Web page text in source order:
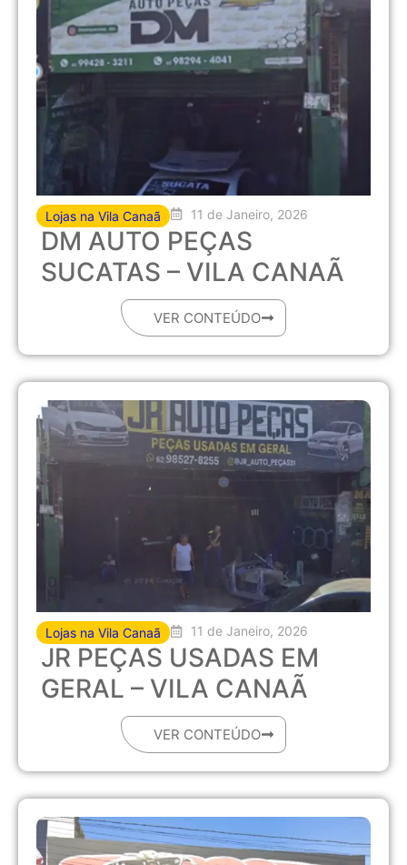
Lojas na Vila Canaã 11 de Janeiro, 2026
DM AUTO PEÇAS
SUCATAS – VILA CANAÃ
VER CONTEÚDO
Lojas na Vila Canaã 11 de Janeiro, 2026
JR PEÇAS USADAS EM
GERAL – VILA CANAÃ
VER CONTEÚDO